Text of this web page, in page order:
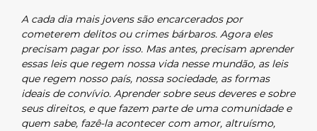
A cada dia mais jovens são encarcerados por
cometerem delitos ou crimes bárbaros. Agora eles
precisam pagar por isso. Mas antes, precisam aprender
essas leis que regem nossa vida nesse mundão, as leis
que regem nosso país, nossa sociedade, as formas
ideais de convívio. Aprender sobre seus deveres e sobre
seus direitos, e que fazem parte de uma comunidade e
quem sabe, fazê-la acontecer com amor, altruísmo,